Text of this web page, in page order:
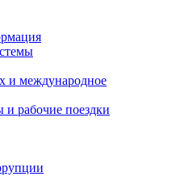
и международное
рабочие поездки